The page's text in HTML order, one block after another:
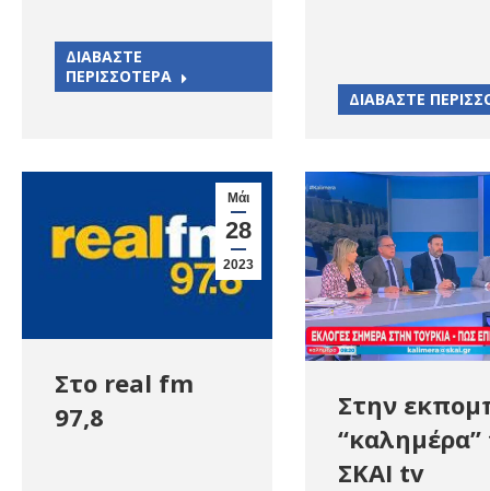
ΔΙΑΒΑΣΤΕ
ΠΕΡΙΣΣΟΤΕΡΑ
ΔΙΑΒΑΣΤΕ
Μάι
28
2023
Στο real fm
97,8
Στην
“καλημέρα”
ΣΚΑΙ tv